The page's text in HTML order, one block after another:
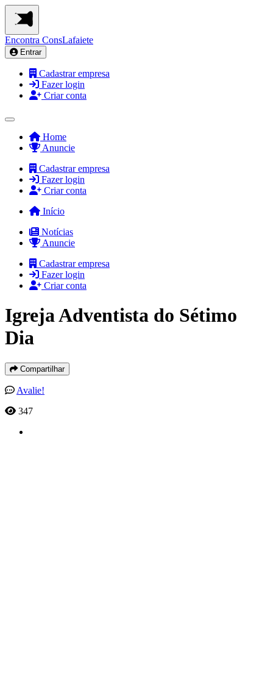
Encontra ConsLafaiete
Entrar
Cadastrar empresa
Fazer login
Criar conta
Home
Anuncie
Cadastrar empresa
Fazer login
Criar conta
Início
Notícias
Anuncie
Cadastrar empresa
Fazer login
Criar conta
Igreja Adventista do Sétimo
Dia
Compartilhar
Avalie!
347